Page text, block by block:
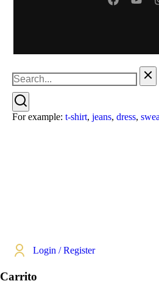
For example: t-shirt, jeans, dress,
Login / Register
Carrito